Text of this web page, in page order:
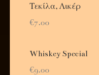
Τεκίλα, Λικέρ
€7.00
Whiskey Special
€9.00